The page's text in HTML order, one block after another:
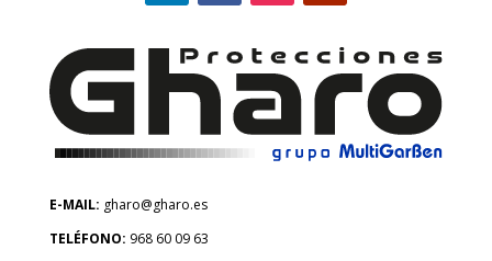
E-MAIL: gharo@gharo.es
TELÉFONO: 968 60 09 63